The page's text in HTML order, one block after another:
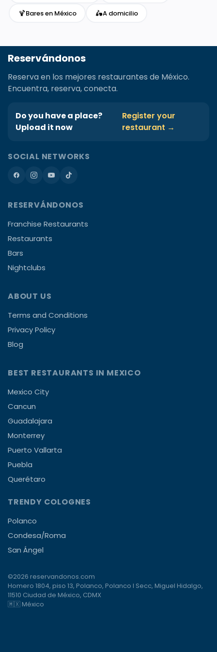
🍹Bares en México 🛵A domicilio
Reservándonos
Reserva en los mejores restaurantes de México.
Encuentra, reserva, conecta.
Do you have a place?
Upload it now
Register your
restaurant →
SOCIAL NETWORKS
RESERVÁNDONOS
Franchise Restaurants
Restaurants
Bars
Nightclubs
ABOUT US
Terms and Conditions
Privacy Policy
Blog
BEST RESTAURANTS IN MEXICO
Mexico City
Cancun
Guadalajara
Monterrey
Puerto Vallarta
Puebla
Querétaro
TRENDY COLOGNES
Polanco
Condesa/Roma
San Ángel
©2026 reservandonos.com
Homero 1804, piso 13, Polanco, Polanco I Secc, Miguel Hidalgo,
11510 Ciudad de México, CDMX
🇲🇽 México